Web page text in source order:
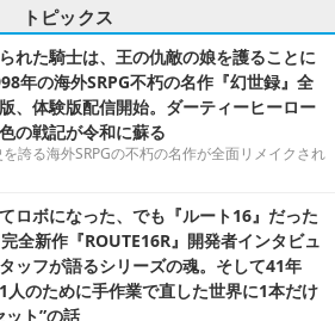
トピックス
れた騎士は、王の仇敵の娘を護ることに
年の海外SRPG不朽の名作『幻世録』全
、体験版配信開始。ダーティーヒーロー
の戦記が令和に蘇る
誇る海外SRPGの不朽の名作が全面リメイクされ
ロボになった、でも『ルート16』だった
全新作『ROUTE16R』開発者インタビュ
ッフが語るシリーズの魂。そして41年
人のために手作業で直した世界に1本だけ
ット”の話